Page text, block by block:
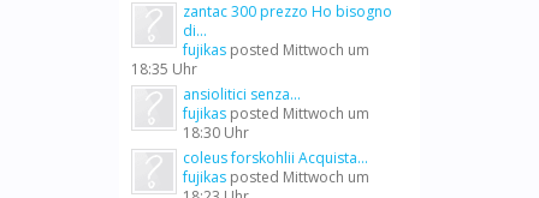
zantac 300 prezzo Ho bisogno
di...
fujikas posted Mittwoch um
18:35 Uhr
ansiolitici senza...
fujikas posted Mittwoch um
18:30 Uhr
coleus forskohlii Acquista...
fujikas posted Mittwoch um